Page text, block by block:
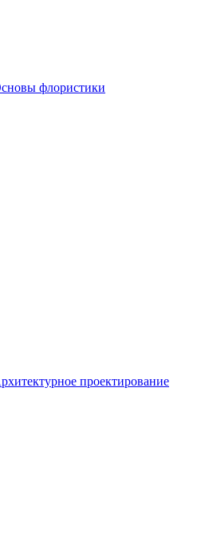
флористики
проектирование